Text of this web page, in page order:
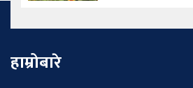
हाम्रोबारे